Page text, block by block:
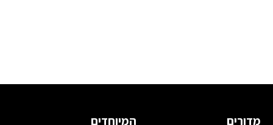
מדורים המיוחדים